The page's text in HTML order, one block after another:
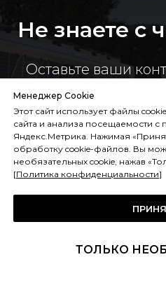
Не знаете с
Оставьте ваши
инженер
проблеме и
Менеджер Cookie
Этот сайт использует файлы
сайта и анализа посещаемости
Яндекс.Метрика. Нажимая
обработку cookie-файлов. Вы
необязательных cookie, нажав
[Политика конфиденциальности]
ТОЛЬКО